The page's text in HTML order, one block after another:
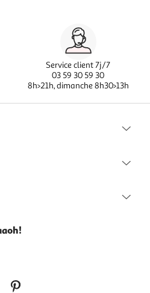
Service client 7j/7
03 59 30 59 30
8h>21h, dimanche 8h30>13h